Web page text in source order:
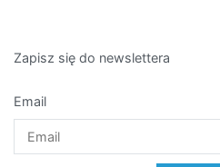
Zapisz się do newslettera
Email